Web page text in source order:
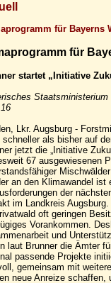
für Bayerns
für
startet „Initiative
Lkr. Augsburg -
schneller als bisher auf
jetzt die „Initiative
67 ausgewiesenen
an den Klimawandel
der
im Landkreis
oft geringen
Vorankommen.
und
laut Brunner die Ämter
passende Projekte
gemeinsam mit
neue Anreize